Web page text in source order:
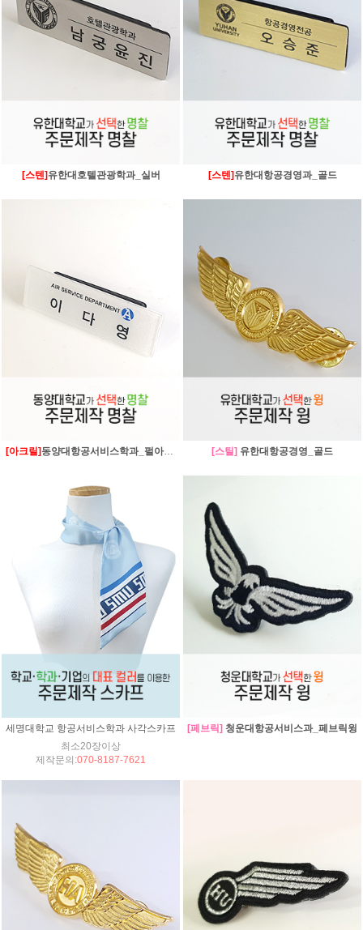
[스텐]유한대호텔관광학과_실버 [스텐]유한대항공경영과_골드
[아크릴] 동양대항공서비스학과_펄아크릴 [스틸] 유한대항공경영_골드
세명대학교 항공서비스학과 사각스카프
최소20장이상
제작문의:070-8187-7621
[페브릭] 청운대항공서비스과_페브릭윙